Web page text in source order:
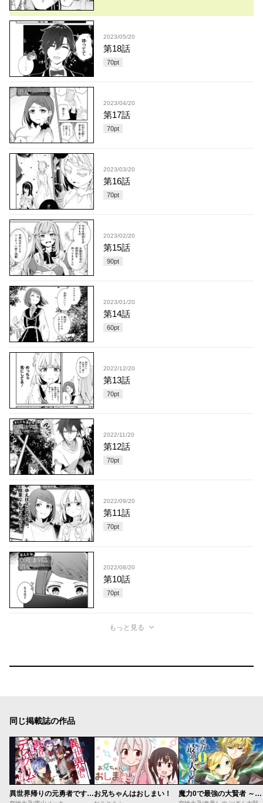
2023/05/20
第18話
70pt
2023/04/20
第17話
70pt
2023/03/20
第16話
70pt
2023/02/20
第15話
90pt
2023/01/20
第14話
60pt
2022/12/20
第13話
70pt
2022/11/20
第12話
70pt
2022/09/20
第11話
70pt
2022/08/20
第10話
70pt
もっと見る
同じ掲載誌の作品
異世界帰りの元勇者ですが、デスゲームに巻き込まれましたお兄ちゃんはおしまい！ 魔力0で最強の大賢者 ～それは魔法ではない、物理だ！～